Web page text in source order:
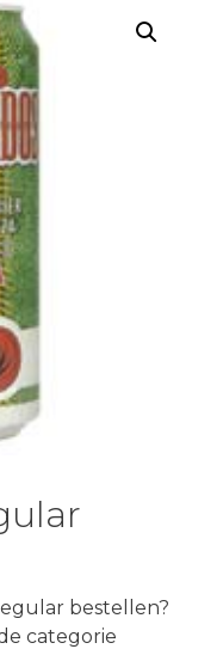
bestellen?
categorie